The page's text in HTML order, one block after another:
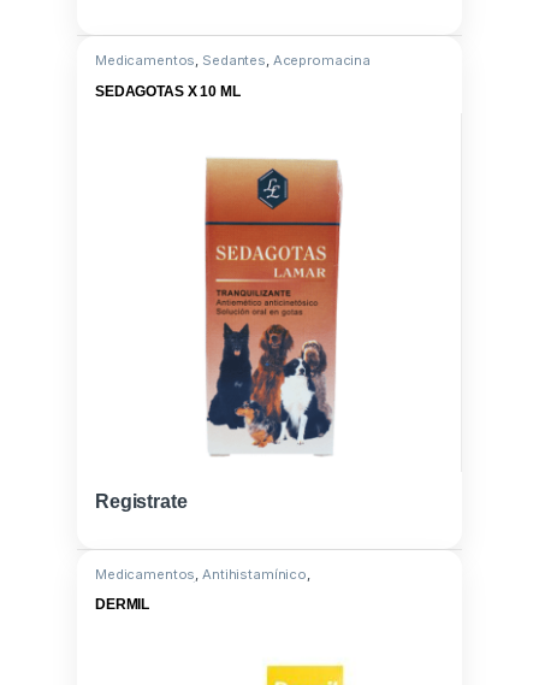
Medicamentos, Sedantes, Acepromacina
SEDAGOTAS X 10 ML
Registrate
Medicamentos,Antihistamínico,
Triamcinolona/Clorferinamina
DERMIL